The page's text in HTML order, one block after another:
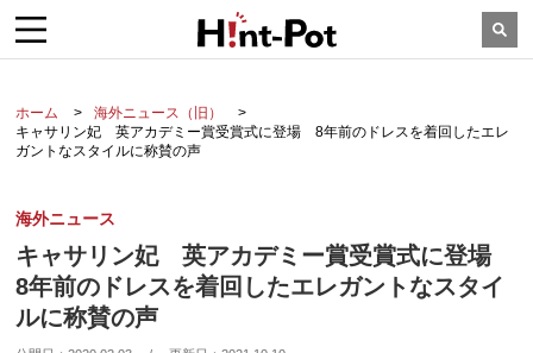
ホーム
海外ニュース（旧）
キャサリン妃 英アカデミー賞受賞式に登場 8年前のドレスを着回したエレ
ガントなスタイルに称賛の声
海外ニュース
キャサリン妃 英アカデミー賞受賞式に登場
8年前のドレスを着回したエレガントなスタイ
ルに称賛の声